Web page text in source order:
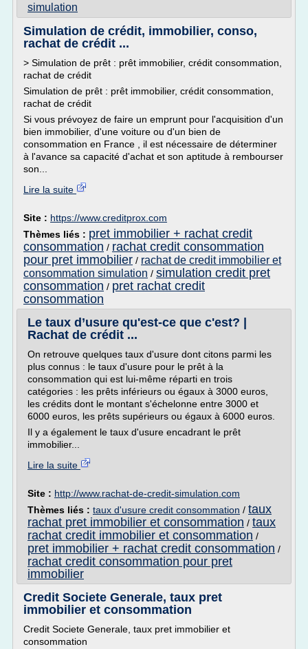
simulation
Simulation de crédit, immobilier, conso,
rachat de crédit ...
> Simulation de prêt : prêt immobilier, crédit consommation,
rachat de crédit
Simulation de prêt : prêt immobilier, crédit consommation,
rachat de crédit
Si vous prévoyez de faire un emprunt pour l'acquisition d'un
bien immobilier, d'une voiture ou d'un bien de
consommation en France , il est nécessaire de déterminer
à l'avance sa capacité d'achat et son aptitude à rembourser
son...
Lire la suite
Site : https://www.creditprox.com
Thèmes liés : pret immobilier + rachat credit
consommation / rachat credit consommation
pour pret immobilier / rachat de credit immobilier et
consommation simulation / simulation credit pret
consommation / pret rachat credit
consommation
Le taux d’usure qu'est-ce que c'est? |
Rachat de crédit ...
On retrouve quelques taux d'usure dont citons parmi les
plus connus : le taux d'usure pour le prêt à la
consommation qui est lui-même réparti en trois
catégories : les prêts inférieurs ou égaux à 3000 euros,
les crédits dont le montant s'échelonne entre 3000 et
6000 euros, les prêts supérieurs ou égaux à 6000 euros.
Il y a également le taux d'usure encadrant le prêt
immobilier...
Lire la suite
Site : http://www.rachat-de-credit-simulation.com
Thèmes liés : taux d'usure credit consommation / taux
rachat pret immobilier et consommation / taux
rachat credit immobilier et consommation /
pret immobilier + rachat credit consommation /
rachat credit consommation pour pret
immobilier
Credit Societe Generale, taux pret
immobilier et consommation
Credit Societe Generale, taux pret immobilier et
consommation